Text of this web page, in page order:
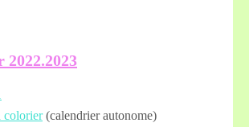
2022.2023
colorier(calendrier autonome)